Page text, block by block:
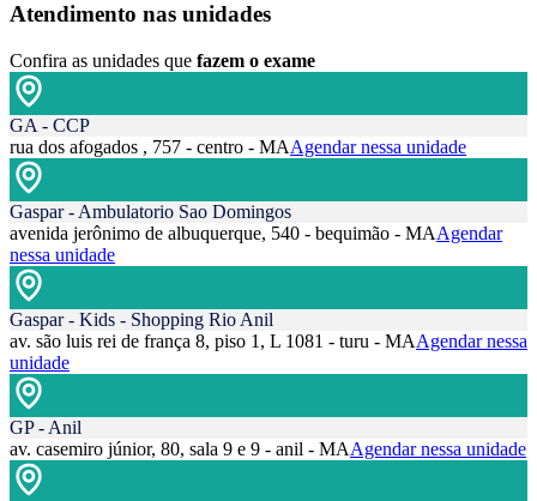
Atendimento nas unidades
Confira as unidades que fazem o exame
GA - CCP
rua dos afogados , 757 - centro - MAAgendar nessa unidade
Gaspar - Ambulatorio Sao Domingos
avenida jerônimo de albuquerque, 540 - bequimão - MAAgendar
nessa unidade
Gaspar - Kids - Shopping Rio Anil
av. são luis rei de frança 8, piso 1, L 1081 - turu - MAAgendar nessa
unidade
GP - Anil
av. casemiro júnior, 80, sala 9 e 9 - anil - MAAgendar nessa unidade